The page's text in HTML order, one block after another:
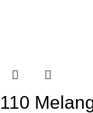
110